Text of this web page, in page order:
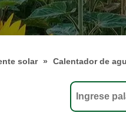
solar » Calentador de